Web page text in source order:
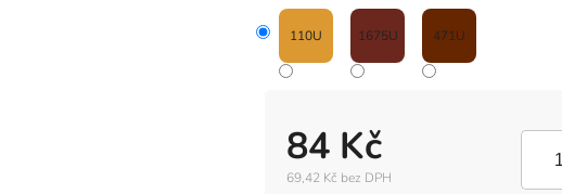
84 Kč
69,42 Kč bez DPH
110U 1675U 471U